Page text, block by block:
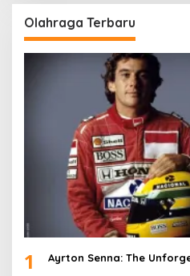
Olahraga Terbaru
1 Ayrton Senna: The